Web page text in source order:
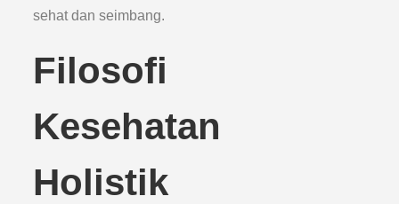
sehat dan seimbang.
Filosofi
Kesehatan
Holistik